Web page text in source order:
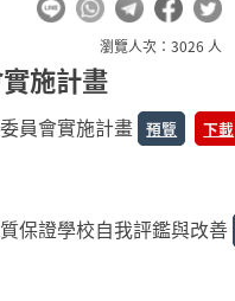
瀏覽人次：3026 人
施計畫
員會實施計畫 預覽 下載
保證學校自我評鑑與改善